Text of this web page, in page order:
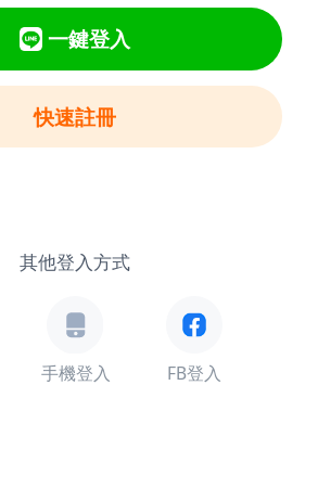
一鍵登入
快速註冊
其他登入方式
手機登入 FB登入